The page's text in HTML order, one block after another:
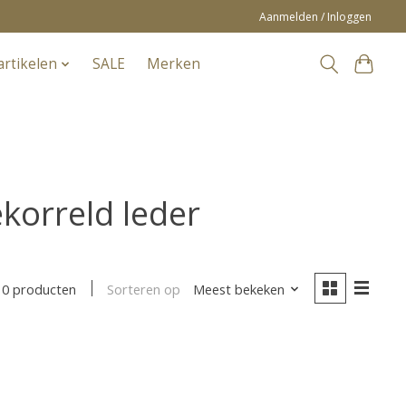
Aanmelden / Inloggen
SALE Merken
leder
0 producten Sorteren op Meest bekeken